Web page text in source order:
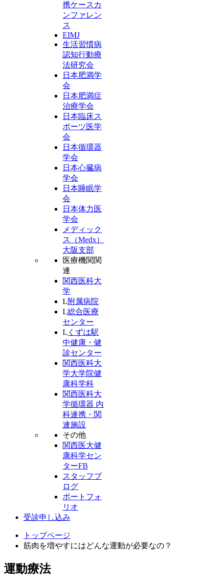
携ケースカ
ンファレン
ス
EIMJ
生活習慣病
認知行動療
法研究会
日本肥満学
会
日本肥満症
治療学会
日本臨床ス
ポーツ医学
会
日本循環器
学会
日本心臓病
学会
日本睡眠学
会
日本体力医
学会
メディック
ス（Medx）
大阪支部
医療機関関
連
関西医科大
学
L附属病院
L総合医療
センター
L くずは駅
中健康・健
診センター
関西医科大
学大学院健
康科学科
関西医科大
学循環器 内
科連携・関
連施設
その他
関西医大健
康科学セン
ターFB
スタッフブ
ログ
ポートフォ
リオ
受診申し込み
トップページ
筋肉を増やすにはどんな運動が必要なの？
運動療法